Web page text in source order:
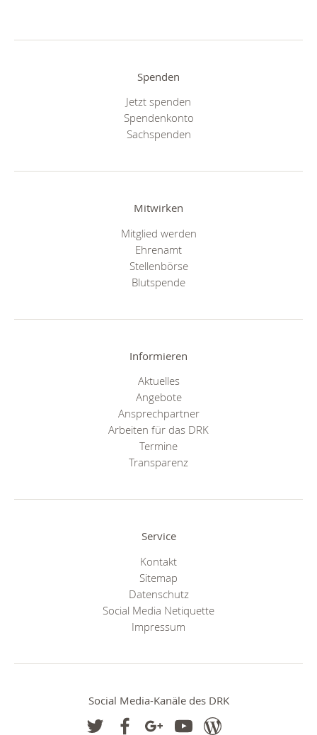
Spenden
Jetzt spenden
Spendenkonto
Sachspenden
Mitwirken
Mitglied werden
Ehrenamt
Stellenbörse
Blutspende
Informieren
Aktuelles
Angebote
Ansprechpartner
Arbeiten für das DRK
Termine
Transparenz
Service
Kontakt
Sitemap
Datenschutz
Social Media Netiquette
Impressum
Social Media-Kanäle des DRK